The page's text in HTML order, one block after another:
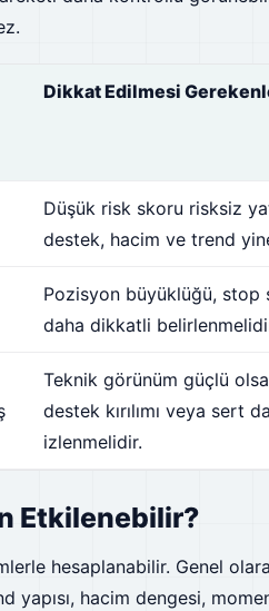
Dikkat Edilmesi
Düşük risk skoru risksiz
destek, hacim ve trend
Pozisyon büyüklüğü, stop
daha dikkatli
Teknik görünüm güçlü
destek kırılımı veya sert
izlenmelidir.
Etkilenebilir?
hesaplanabilir. Genel
hacim dengesi,